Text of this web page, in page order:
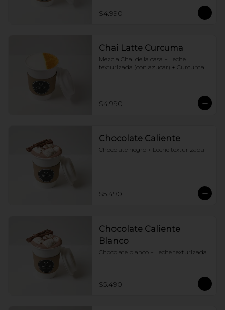
$4.990
Chai Latte Curcuma
Mezcla Chai de la casa + Leche
texturizada (con azucar) + Curcuma
$4.990
Chocolate Caliente
Chocolate negro + Leche texturizada
$5.490
Chocolate Caliente
Blanco
Chocolate blanco + Leche texturizada
$5.490